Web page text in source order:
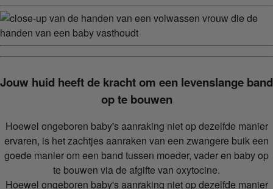
Jouw huid heeft de kracht om een levenslange band
op te bouwen
Hoewel ongeboren baby's aanraking niet op dezelfde manier
ervaren, is het zachtjes aanraken van een zwangere buik een
goede manier om een band tussen moeder, vader en baby op
te bouwen via de afgifte van oxytocine.
Hoewel ongeboren baby's aanraking niet op dezelfde manier